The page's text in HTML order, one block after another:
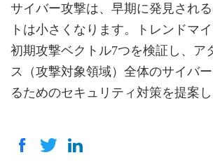
サイバー攻撃は、早期に発見され
トは小さくなります。トレンドマ
初期攻撃ベクトル7つを検証し、ア
ス（攻撃対象領域）全体のサイバ
るためのセキュリティ対策を提案し